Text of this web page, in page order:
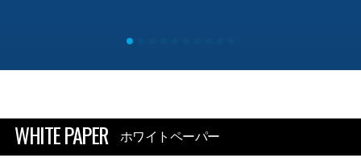
WHITE PAPER ホワイトペーパー